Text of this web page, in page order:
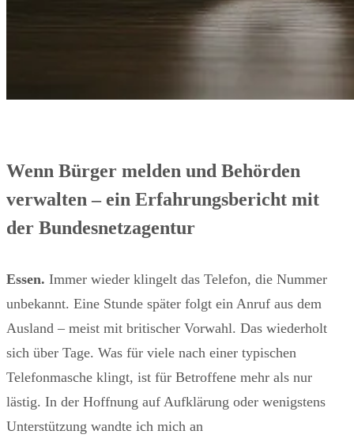
Wenn Bürger melden und Behörden
verwalten – ein Erfahrungsbericht mit
der Bundesnetzagentur
Essen. Immer wieder klingelt das Telefon, die Nummer
unbekannt. Eine Stunde später folgt ein Anruf aus dem
Ausland – meist mit britischer Vorwahl. Das wiederholt
sich über Tage. Was für viele nach einer typischen
Telefonmasche klingt, ist für Betroffene mehr als nur
lästig. In der Hoffnung auf Aufklärung oder wenigstens
Unterstützung wandte ich mich an